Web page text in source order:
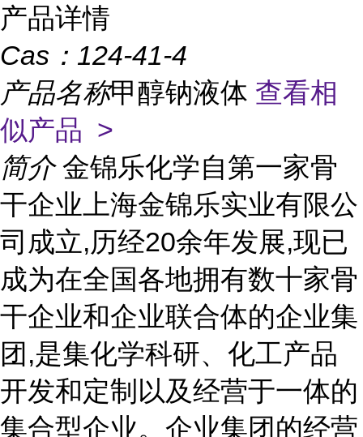
产品详情
Cas： 124-41-4
产品名称甲醇钠液体 查看相
似产品 >
简介 金锦乐化学自第一家骨
干企业上海金锦乐实业有限公
司成立,历经20余年发展,现已
成为在全国各地拥有数十家骨
干企业和企业联合体的企业集
团,是集化学科研、化工产品
开发和定制以及经营于一体的
集合型企业。企业集团的经营